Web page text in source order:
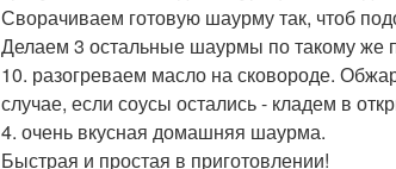
Сворачиваем готовую шаурму так, чтоб
Делаем 3 остальные шаурмы по такому же
10. разогреваем масло на сковороде.
случае, если соусы остались - кладем в
4. очень вкусная домашняя шаурма.
Быстрая и простая в приготовлении!